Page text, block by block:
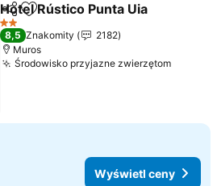
Udostępnij
Dodaj do ulubionych
Hotel Rústico Punta Uia
2 Kategoria
8,5 Znakomity
2182
Muros
Środowisko przyjazne zwierzętom
Wyświetl ceny